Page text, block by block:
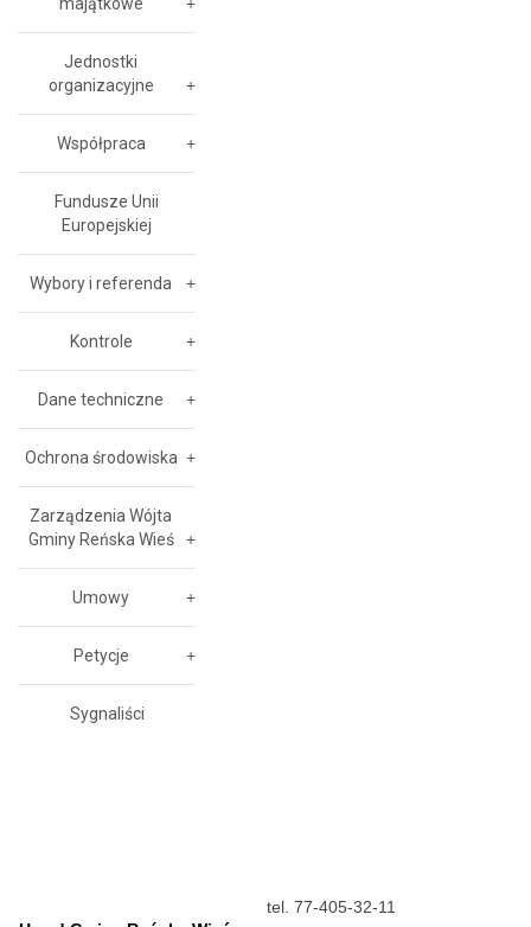
Jednostki
organizacyjne
Współpraca
Fundusze Unii
Europejskiej
Wybory i referenda
Kontrole
Dane techniczne
Ochrona środowiska
Zarządzenia Wójta
Gminy Reńska Wieś
Umowy
Petycje
Sygnaliści
tel. 77-405-32-11